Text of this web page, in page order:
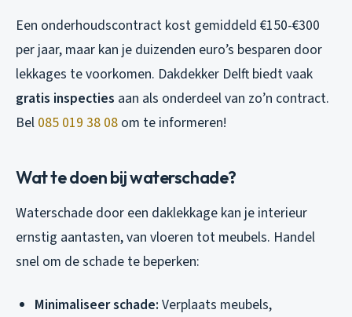
Een onderhoudscontract kost gemiddeld €150-€300
per jaar, maar kan je duizenden euro’s besparen door
lekkages te voorkomen. Dakdekker Delft biedt vaak
gratis inspecties aan als onderdeel van zo’n contract.
Bel 085 019 38 08 om te informeren!
Wat te doen bij waterschade?
Waterschade door een daklekkage kan je interieur
ernstig aantasten, van vloeren tot meubels. Handel
snel om de schade te beperken:
Minimaliseer schade: Verplaats meubels,